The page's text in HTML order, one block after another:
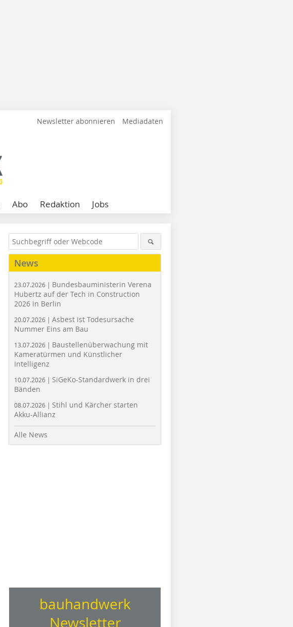
Newsletter abonnieren Mediadaten
Abo Redaktion Jobs
News
23.07.2026 | Bundesbauministerin Verena
Hubertz auf der Tech in Construction
2026 in Berlin
20.07.2026 | Asbest ist Todesursache
Nummer Eins am Bau
13.07.2026 | Baustellenüberwachung mit
Kameratürmen und Künstlicher
Intelligenz
10.07.2026 | SiGeKo-Standardwerk in drei
Bänden
08.07.2026 | Stihl und Kärcher starten
Akku-Allianz
Alle News
bauhandwerk
Newsletter